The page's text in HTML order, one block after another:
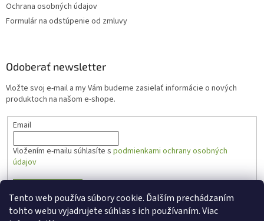
Tento web používa súbory cookie. Ďalším prechádzaním
tohto webu vyjadrujete súhlas s ich používaním. Viac
Ochrana osobných údajov
Formulár na odstúpenie od zmluvy
Odoberať newsletter
Vložte svoj e-mail a my Vám budeme zasielať informácie o nových
produktoch na našom e-shope.
Email
Vložením e-mailu súhlasíte s podmienkami ochrany osobných
údajov